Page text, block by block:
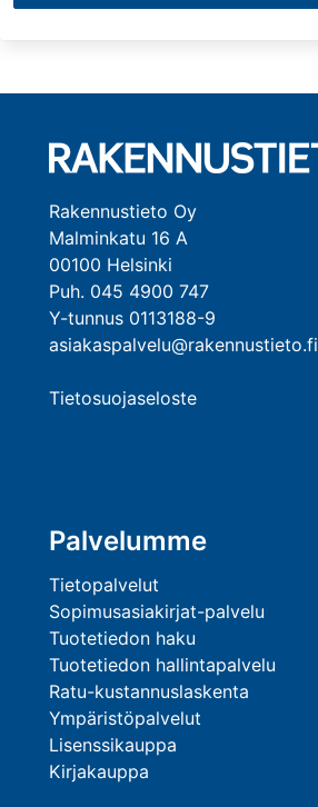
Rakennustieto Oy
Malminkatu 16 A
00100 Helsinki
Puh. 045 4900 747
Y-tunnus 0113188-9
asiakaspalvelu@rakennustieto.fi
Tietosuojaseloste
Palvelumme
Tietopalvelut
Sopimusasiakirjat-palvelu
Tuotetiedon haku
Tuotetiedon hallintapalvelu
Ratu-kustannuslaskenta
Ympäristöpalvelut
Lisenssikauppa
Kirjakauppa